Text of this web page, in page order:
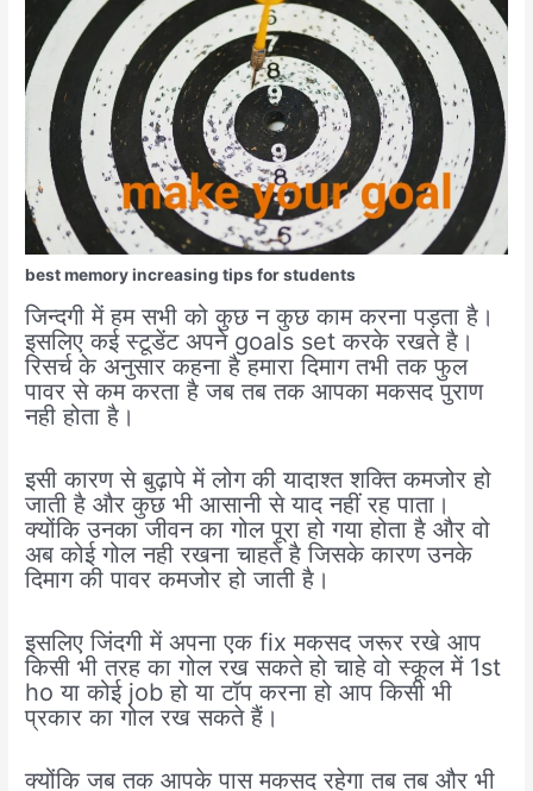
best memory increasing tips for students
जिन्दगी में हम सभी को कुछ न कुछ काम करना पड़ता है।
इसलिए कई स्टूडेंट अपने goals set करके रखते है।
रिसर्च के अनुसार कहना है हमारा दिमाग तभी तक फुल
पावर से कम करता है जब तब तक आपका मकसद पुराण
नही होता है।
इसी कारण से बुढ़ापे में लोग की यादाश्त शक्ति कमजोर हो
जाती है और कुछ भी आसानी से याद नहीं रह पाता।
क्योंकि उनका जीवन का गोल पूरा हो गया होता है और वो
अब कोई गोल नही रखना चाहते है जिसके कारण उनके
दिमाग की पावर कमजोर हो जाती है।
इसलिए जिंदगी में अपना एक fix मकसद जरूर रखे आप
किसी भी तरह का गोल रख सकते हो चाहे वो स्कूल में 1st
ho या कोई job हो या टॉप करना हो आप किसी भी
प्रकार का गोल रख सकते हैं।
क्योंकि जब तक आपके पास मकसद रहेगा तब तब और भी